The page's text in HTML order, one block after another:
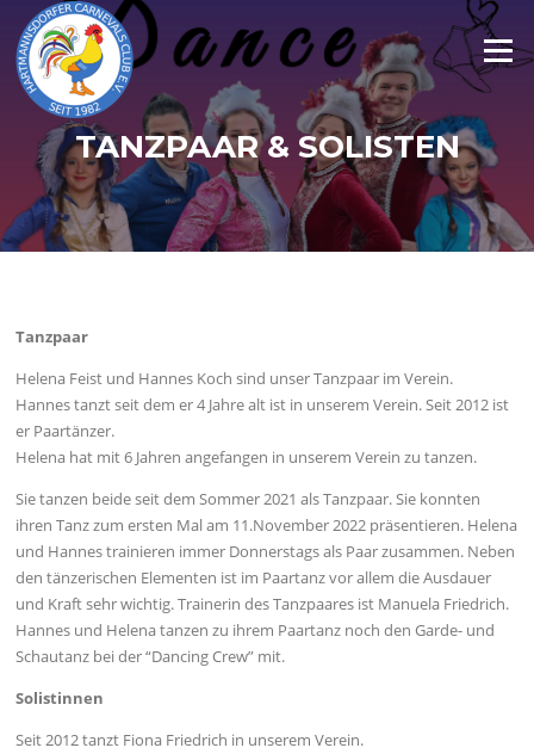
Inhalt
springen
Menü
TANZPAAR & SOLISTEN
Tanzpaar
Helena Feist und Hannes Koch sind unser Tanzpaar im Verein.
Hannes tanzt seit dem er 4 Jahre alt ist in unserem Verein. Seit 2012 ist
er Paartänzer.
Helena hat mit 6 Jahren angefangen in unserem Verein zu tanzen.
Sie tanzen beide seit dem Sommer 2021 als Tanzpaar. Sie konnten
ihren Tanz zum ersten Mal am 11.November 2022 präsentieren. Helena
und Hannes trainieren immer Donnerstags als Paar zusammen. Neben
den tänzerischen Elementen ist im Paartanz vor allem die Ausdauer
und Kraft sehr wichtig. Trainerin des Tanzpaares ist Manuela Friedrich.
Hannes und Helena tanzen zu ihrem Paartanz noch den Garde- und
Schautanz bei der “Dancing Crew” mit.
Solistinnen
Seit 2012 tanzt Fiona Friedrich in unserem Verein.